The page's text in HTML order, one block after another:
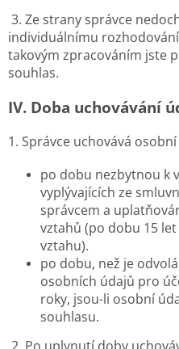
3. Ze strany správce
individuálnímu rozhodování
takovým zpracováním jste
souhlas.
IV. Doba uchovávání
1. Správce uchovává
po dobu nezbytnou k
vyplývajících ze
správcem a
vztahů (po dobu 15
vztahu).
po dobu, než je
osobních údajů pro
roky, jsou-li osobní
souhlasu.